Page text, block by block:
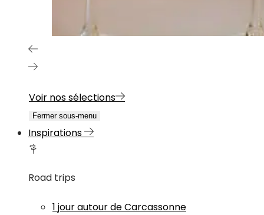
Voir nos sélections
Fermer sous-menu
Inspirations
Road trips
1 jour autour de Carcassonne